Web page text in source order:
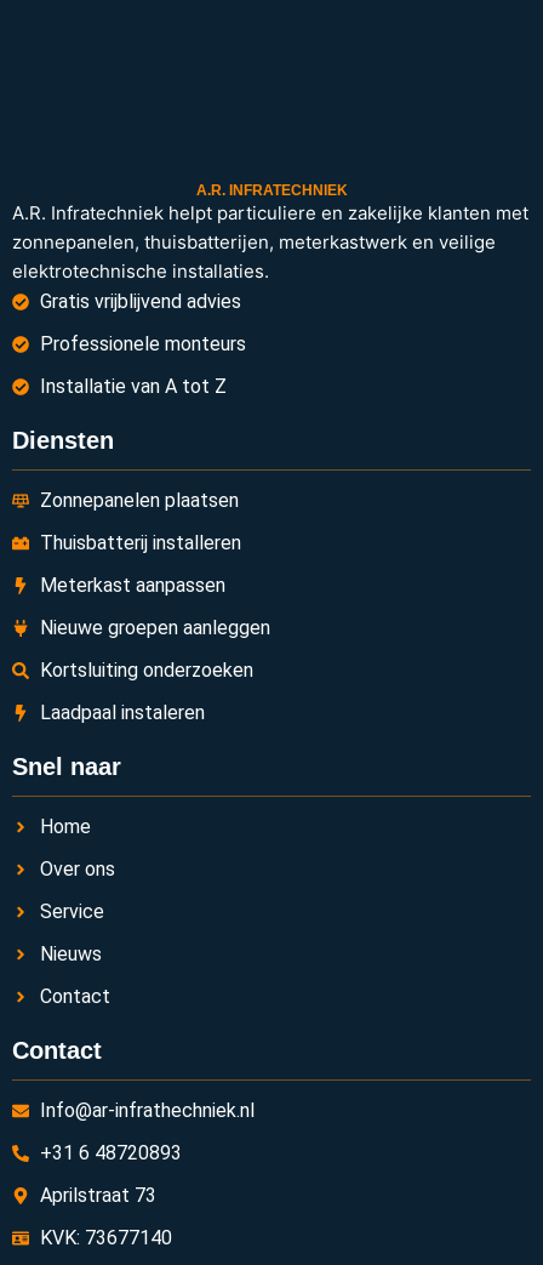
A.R. INFRATECHNIEK
A.R. Infratechniek helpt particuliere en zakelijke klanten met
zonnepanelen, thuisbatterijen, meterkastwerk en veilige
elektrotechnische installaties.
Gratis vrijblijvend advies
Professionele monteurs
Installatie van A tot Z
Diensten
Zonnepanelen plaatsen
Thuisbatterij installeren
Meterkast aanpassen
Nieuwe groepen aanleggen
Kortsluiting onderzoeken
Laadpaal instaleren
Snel naar
Home
Over ons
Service
Nieuws
Contact
Contact
Info@ar-infrathechniek.nl
+31 6 48720893
Aprilstraat 73
KVK: 73677140